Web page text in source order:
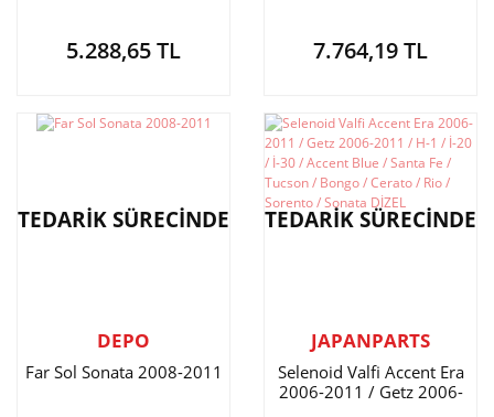
5.288,65 TL 7.764,19 TL
TEDARİK SÜRECİNDE
DEPO
Far Sol Sonata 2008-2011
TEDARİK SÜRECİNDE
JAPANPARTS
Selenoid Valfi Accent Era
2006-2011 / Getz 2006-